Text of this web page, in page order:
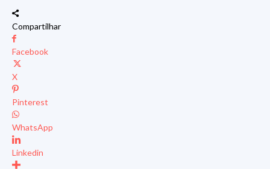
Compartilhar
Facebook
X
Pinterest
WhatsApp
Linkedin